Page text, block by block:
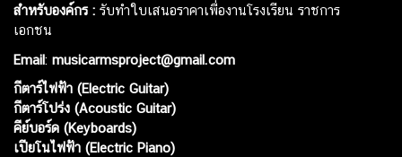
สำหรับองค์กร : รับทำใบเสนอราคาเพื่องานโรงเรียน ราชการ
เอกชน
Email: musicarmsproject@gmail.com
กีตาร์ไฟฟ้า (Electric Guitar)
กีตาร์โปร่ง (Acoustic Guitar)
คีย์บอร์ด (Keyboards)
เปียโนไฟฟ้า (Electric Piano)